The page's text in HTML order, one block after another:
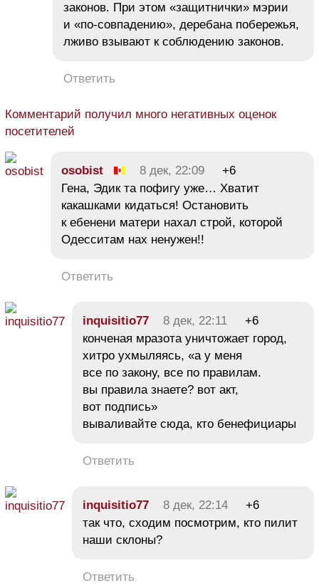
законов. При этом «защитнички» мэрии
и «по-совпадению», деребана побережья,
лживо взывают к соблюдению законов.
Ответить
Комментарий получил много негативных оценок
посетителей
osobist 8 дек, 22:09
+6
Гена, Эдик та пофигу уже… Хватит
какашками кидаться! Остановить
к ебенени матери нахал строй, которой
Одесситам нах ненужен!!
Ответить
іnquіsitіо77 8 дек, 22:11
+6
конченая мразота уничтожает город,
хитро ухмыляясь, «а у меня
все по закону, все по правилам.
вы правила знаете? вот акт,
вот подпись»
вываливайте сюда, кто бенефициары
Ответить
іnquіsitіо77 8 дек, 22:14
+6
так что, сходим посмотрим, кто пилит
наши склоны?
Ответить